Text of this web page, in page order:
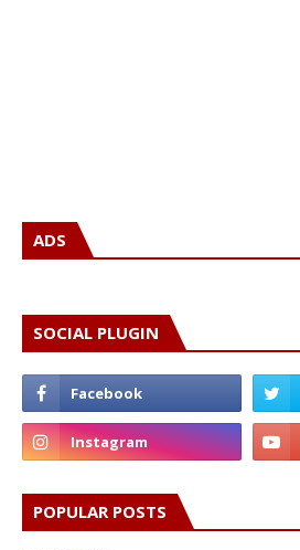
ADS
SOCIAL PLUGIN
POPULAR POSTS